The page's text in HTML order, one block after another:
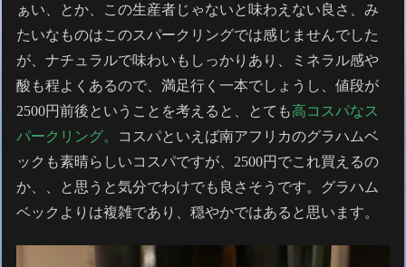
ぁい、とか、この生産者じゃないと味わえない良さ、み
たいなものはこのスパークリングでは感じませんでした
が、ナチュラルで味わいもしっかりあり、ミネラル感や
酸も程よくあるので、満足行く一本でしょうし、値段が
2500円前後ということを考えると、とても高コスパなス
パークリング。
コスパといえば南アフリカのグラハムベ
ックも素晴らしいコスパですが、2500円でこれ買えるの
か、、と思うと気分でわけでも良さそうです。グラハム
ベックよりは複雑であり、穏やかではあると思います。